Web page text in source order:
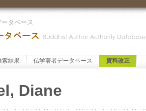
タベース
索結果 仏学著者データベース 資料改正
Diane